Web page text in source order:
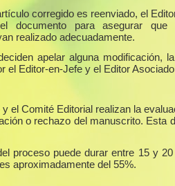
corregido es reenviado, el
documento para asegurar que
realizado adecuadamente.
apelar alguna modificación,
el Editor-en-Jefe y el Editor
el Comité Editorial realizan la
o rechazo del manuscrito. Esta
proceso puede durar entre 15 y
aproximadamente del 55%.